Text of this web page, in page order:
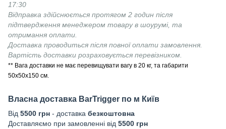
17:30
Відправка здійснюється протягом 2 годин після
підтвердження менеджером товару в шоурумі, та
отримання оплати.
Доставка проводиться після повної оплати замовлення.
Вартість доставки розраховується перевізником.
** Вага доставки не має перевищувати вагу в 20 кг, та габарити
50х50х150 см.
Власна доставка BarTrigger по м Київ
Від 5500 грн - доставка безкоштовна
Доставляємо при замовленні від 5500 грн